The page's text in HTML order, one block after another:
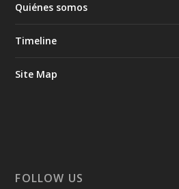
Quiénes somos
Timeline
Site Map
FOLLOW US